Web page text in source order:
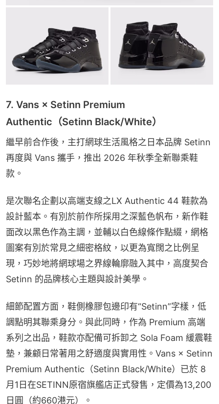
7. Vans × Setinn Premium
Authentic（Setinn Black/White）
繼早前合作後，主打網球生活風格之日本品牌 Setinn
再度與 Vans 攜手，推出 2026 年秋季全新聯乘鞋
款。
是次聯名企劃以高端支線之LX Authentic 44 鞋款為
設計藍本。有別於前作所採用之深藍色帆布，新作鞋
面改以黑色作為主調，並輔以白色線條作點綴，網格
圖案有別於常見之細密格紋，以更為寬闊之比例呈
現，巧妙地將網球場之界線輪廓融入其中，高度契合
Setinn 的品牌核心主題與設計美學。
細節配置方面，鞋側橡膠包邊印有“Setinn”字樣，低
調點明其聯乘身分。與此同時，作為 Premium 高端
系列之出品，鞋款亦配備可拆卸之 Sola Foam 緩震鞋
墊，兼顧日常著用之舒適度與實用性。Vans × Setinn
Premium Authentic（Setinn Black/White）已於 8
月1日在SETINN原宿旗艦店正式發售，定價為13,200
日圓（約660港元）。